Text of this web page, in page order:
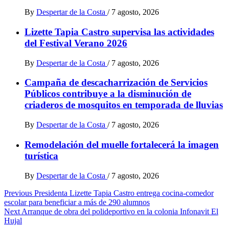
By Despertar de la Costa / 7 agosto, 2026
Lizette Tapia Castro supervisa las actividades
del Festival Verano 2026
By Despertar de la Costa / 7 agosto, 2026
Campaña de descacharrización de Servicios
Públicos contribuye a la disminución de
criaderos de mosquitos en temporada de lluvias
By Despertar de la Costa / 7 agosto, 2026
Remodelación del muelle fortalecerá la imagen
turística
By Despertar de la Costa / 7 agosto, 2026
Post
navigation
Previous Presidenta Lizette Tapia Castro entrega cocina-comedor
escolar para beneficiar a más de 290 alumnos
Next Arranque de obra del polideportivo en la colonia Infonavit El
Hujal